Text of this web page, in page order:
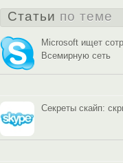
Статьи по теме
Microsoft ищет
Всемирную сеть
Секреты скайп: